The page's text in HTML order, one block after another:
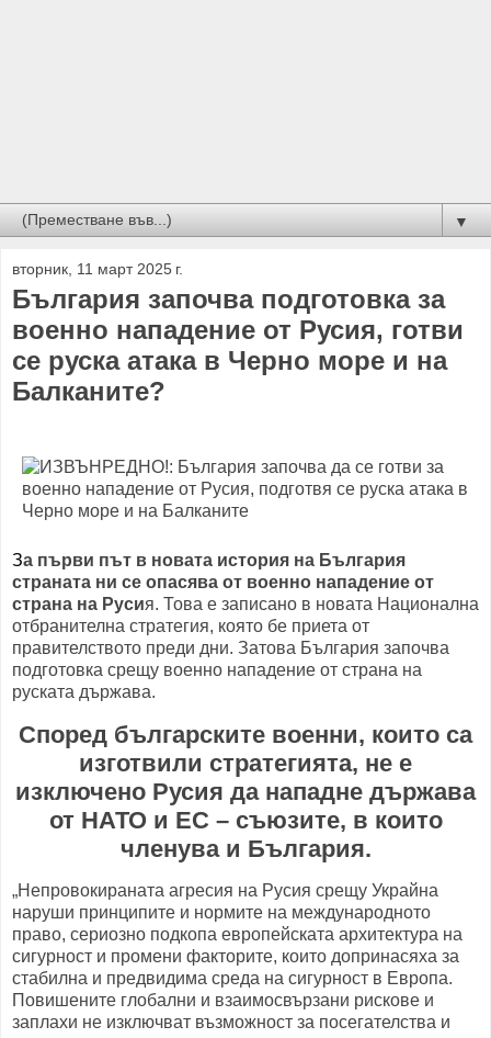
▼
вторник, 11 март 2025 г.
България започва подготовка за
военно нападение от Русия, готви
се руска атака в Черно море и на
Балканите?
За първи път в новата история на България
страната ни се опасява от военно нападение от
страна на Русия. Това е записано в новата Национална
отбранителна стратегия, която бе приета от
правителството преди дни. Затова България започва
подготовка срещу военно нападение от страна на
руската държава.
Според българските военни, които са
изготвили стратегията, не е
изключено Русия да нападне държава
от НАТО и ЕС – съюзите, в които
членува и България.
„Непровокираната агресия на Русия срещу Украйна
наруши принципите и нормите на международното
право, сериозно подкопа европейската архитектура на
сигурност и промени факторите, които допринасяха за
стабилна и предвидима среда на сигурност в Европа.
Повишените глобални и взаимосвързани рискове и
заплахи не изключват възможност за посегателства и